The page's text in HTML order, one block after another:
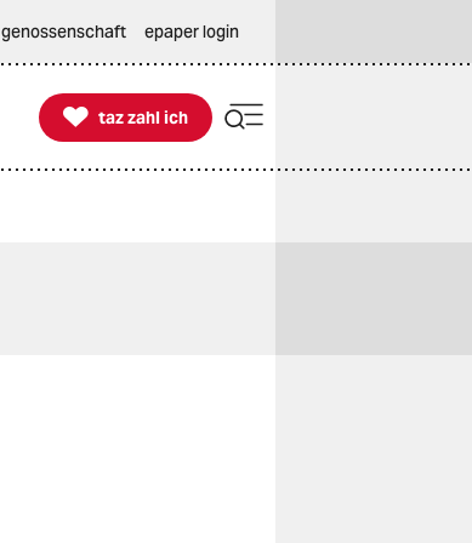
genossenschaft epaper login

taz zahl ich
taz zahl ich